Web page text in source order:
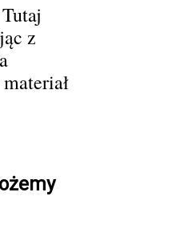
z